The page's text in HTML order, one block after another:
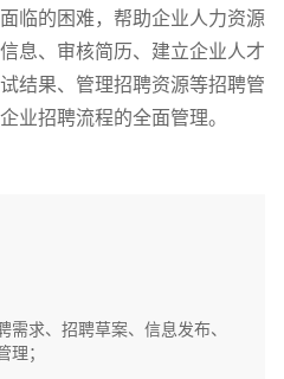
临的困难，帮助企业人力资源
息、审核简历、建立企业人才
结果、管理招聘资源等招聘管
业招聘流程的全面管理。
需求、招聘草案、信息发布、
理；